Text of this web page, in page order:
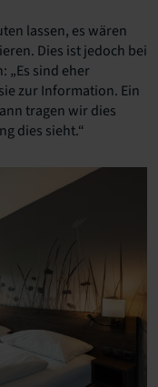
lassen, es wären
Dies ist jedoch bei
„Es sind eher
zur Information. Ein
tragen wir dies
dies sieht.“